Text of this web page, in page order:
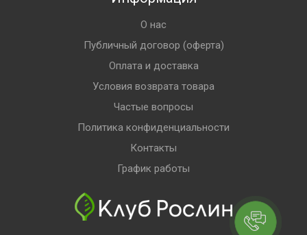
О нас
Публичный договор (оферта)
Оплата и доставка
Условия возврата товара
Частые вопросы
Политика конфиденциальности
Контакты
График работы